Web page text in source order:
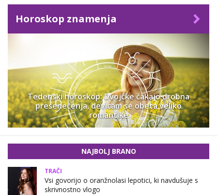
Horoskop znamenja
Tedenski horoskop: Dvojčke čakajo drobna
presenečenja, devicam se obeta veliko
romantike
NAJBOLJ BRANO
TRAČI
Vsi govorijo o oranžnolasi lepotici, ki navdušuje s
skrivnostno vlogo